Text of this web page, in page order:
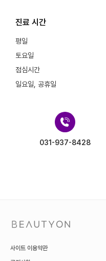
진료 시간
평일
토요일
점심시간
일요일, 공휴일
031-937-8428
사이트 이용약관